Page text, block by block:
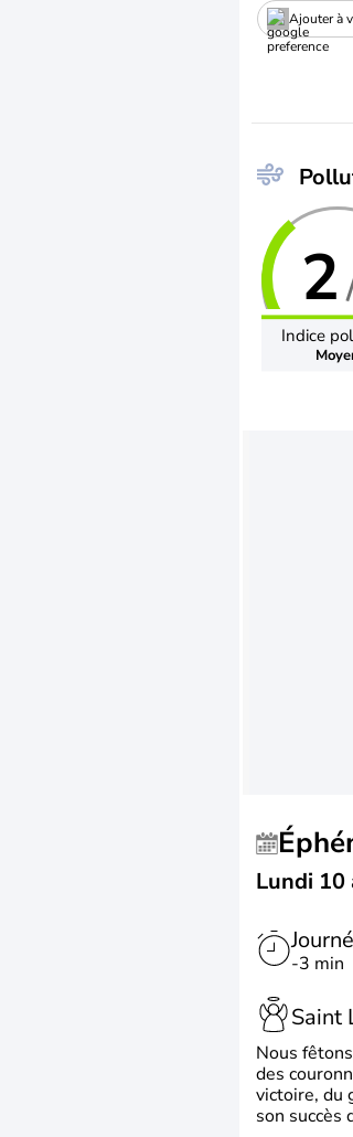
Ajouter à
2
Indice
Lundi 10
-3 min
Saint
Nous
des
victoire, du
son succès